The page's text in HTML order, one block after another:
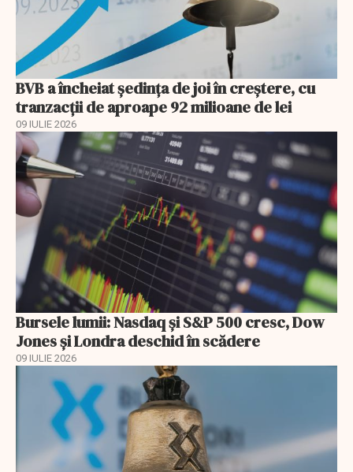
BVB a încheiat ședința de joi în creștere, cu
tranzacții de aproape 92 milioane de lei
09 IULIE 2026
Bursele lumii: Nasdaq și S&P 500 cresc, Dow
Jones și Londra deschid în scădere
09 IULIE 2026